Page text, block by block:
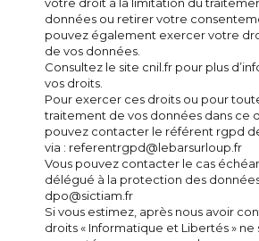
votre droit à la limitation du
données ou retirer votre
pouvez également exercer votre
de vos données.
Consultez le site cnil.fr pour plus
vos droits.
Pour exercer ces droits ou pour
traitement de vos données dans ce
pouvez contacter le référent rgpd
via : referentrgpd@lebarsurloup.fr
Vous pouvez contacter le cas
délégué à la protection des données
dpo@sictiam.fr
Si vous estimez, après nous avoir
droits « Informatique et Libertés » ne